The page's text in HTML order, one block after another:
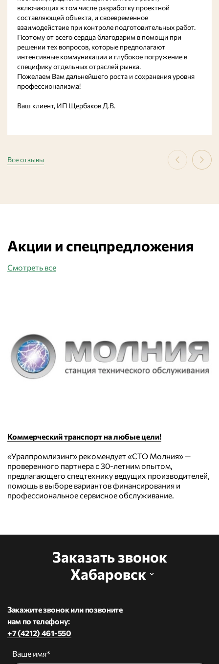
включающих в том числе разработку проектной
составляющей объекта, и своевременное
взаимодействие при контроле подготовительных работ.
Поэтому от всего сердца благодарим в помощи при
решении тех вопросов, которые предполагают
интенсивные коммуникации и глубокое погружение в
специфику отдельных отраслей рынка.
Пожелаем Вам дальнейшего роста и сохранения уровня
профессионализма!
Ваш клиент, ИП Щербаков Д.В.
Все отзывы
Акции и спецпредложения
Смотреть все
Коммерческий транспорт на любые цели!
«Уралпромлизинг» рекомендует «СТО Молния» —
проверенного партнера с 30-летним опытом,
предлагающего спецтехнику ведущих производителей,
помощь в выборе вариантов финансирования и
профессиональное сервисное обслуживание.
Заказать звонок
Хабаровск
Закажите звонок или позвоните
нам по телефону:
+7 (4212) 461-550
Ваше имя*